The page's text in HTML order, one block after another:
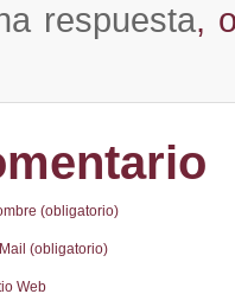
respuesta,
(obligatorio)
(obligatorio)
Web